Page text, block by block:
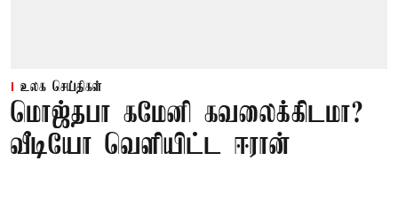
உலக செய்திகள்
மொஜ்தபா கமேனி கவலைக்கிடமா?
வீடியோ வெளியிட்ட ஈரான்